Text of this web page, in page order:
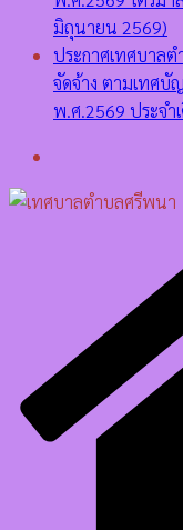
มิถุนายน 2569)
ประกาศเทศบาล
จัดจ้าง ตามเทศ
พ.ศ.2569 ประจ